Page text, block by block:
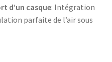
d’un casque: Intégration
parfaite de l’air sous